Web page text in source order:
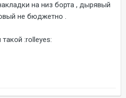
на низ борта , дырявый
не бюджетно .
:rolleyes: